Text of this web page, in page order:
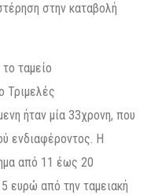
στην καταβολή
ταμείο
Τριμελές
ήταν μία 33χρονη, που
ενδιαφέροντος. Η
από 11 έως 20
ευρώ από την ταμειακή